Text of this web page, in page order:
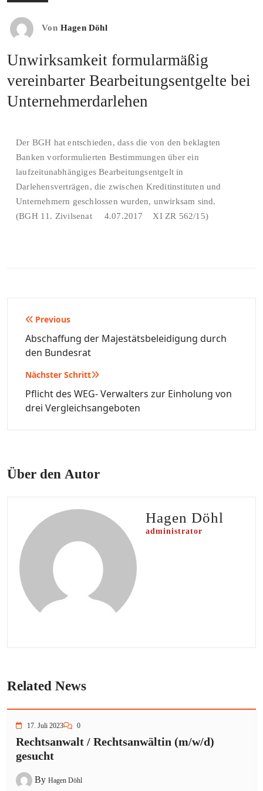
Von Hagen Döhl
Unwirksamkeit formularmäßig
vereinbarter Bearbeitungsentgelte bei
Unternehmerdarlehen
Der BGH hat entschieden, dass die von den beklagten
Banken vorformulierten Bestimmungen über ein
laufzeitunabhängiges Bearbeitungsentgelt in
Darlehensverträgen, die zwischen Kreditinstituten und
Unternehmern geschlossen wurden, unwirksam sind.
(BGH 11. Zivilsenat 4.07.2017 XI ZR 562/15)
Beitragsnavigation
Previous
Abschaffung der Majestätsbeleidigung durch
den Bundesrat
Nächster Schritt
Pflicht des WEG- Verwalters zur Einholung von
drei Vergleichsangeboten
Über den Autor
Hagen Döhl
administrator
Related News
17. Juli 2023 0
Rechtsanwalt / Rechtsanwältin (m/w/d)
gesucht
By Hagen Döhl